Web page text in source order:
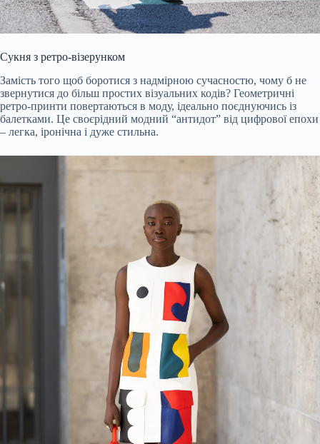
Сукня з ретро-візерунком
Замість того щоб боротися з надмірною сучасностю, чому б не
звернутися до більш простих візуальних кодів? Геометричні
ретро-принти повертаються в моду, ідеально поєднуючись із
балетками. Це своєрідний модний “антидот” від цифрової епохи
– легка, іронічна і дуже стильна.